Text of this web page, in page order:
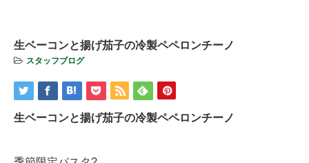
生ベーコンと揚げ茄子の冷製ペペロンチーノ
スタッフブログ
生ベーコンと揚げ茄子の冷製ペペロンチーノ